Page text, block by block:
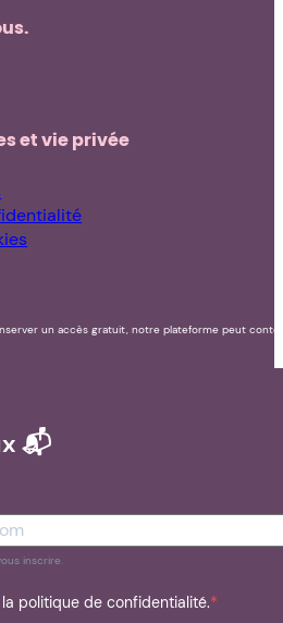
et vie privée
un accès gratuit, notre plateforme peut
📬
inscrire.
politique de confidentialité.